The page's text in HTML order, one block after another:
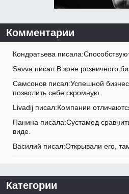
Комментарии
Кондратьева
Savva писал:В зоне розничного
Самсонов писал:Успешной
позволить себе скромную.
Livadij писал:Компании
Панина писала:Сустамед
виде.
Василий писал:Открывали его,
Категории